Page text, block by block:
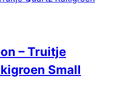
– Truitje
Small